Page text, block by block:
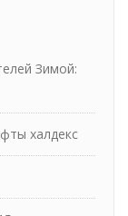
Зимой:
халдекс